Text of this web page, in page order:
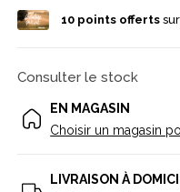
10points offerts
Consulter le stock
EN MAGASIN
Choisir un magasin
LIVRAISON À